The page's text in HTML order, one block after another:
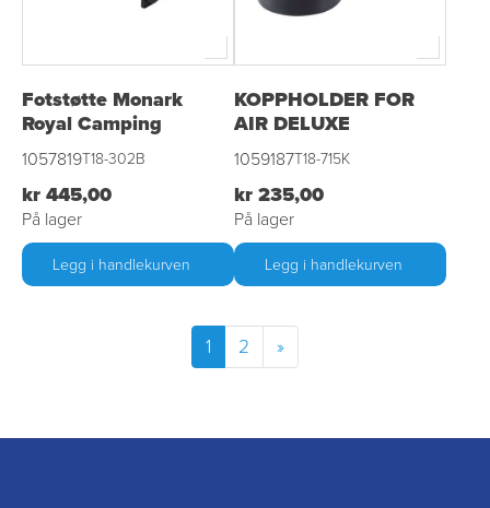
Fotstøtte Monark
Royal Camping
1057819T18-302B
kr 445,00
På lager
Legg i handlekurven
KOPPHOLDER FOR
AIR DELUXE
1059187T18-715K
kr 235,00
På lager
Legg i handlekurven
1 2 »